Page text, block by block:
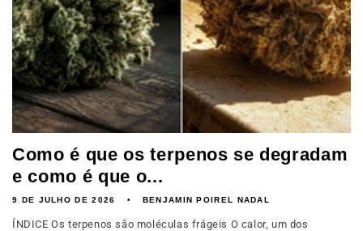
Como é que os terpenos se degradam
e como é que o...
9 DE JULHO DE 2026 BENJAMIN POIREL NADAL
ÍNDICE Os terpenos são moléculas frágeis O calor, um dos